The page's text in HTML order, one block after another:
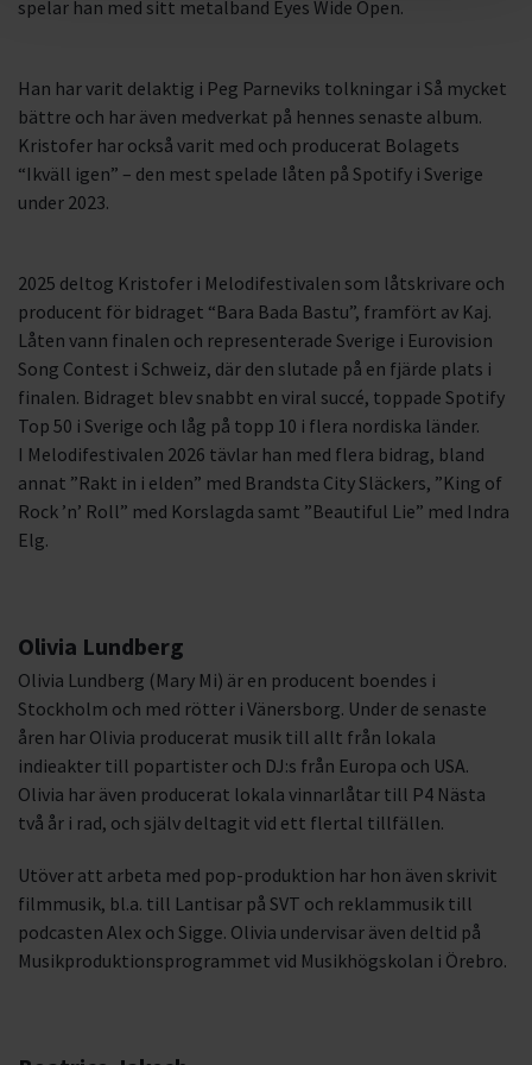
spelar han med sitt metalband Eyes Wide Open.
Han har varit delaktig i Peg Parneviks tolkningar i Så mycket
bättre och har även medverkat på hennes senaste album.
Kristofer har också varit med och producerat Bolagets
“Ikväll igen” – den mest spelade låten på Spotify i Sverige
under 2023.
2025 deltog Kristofer i Melodifestivalen som låtskrivare och
producent för bidraget “Bara Bada Bastu”, framfört av Kaj.
Låten vann finalen och representerade Sverige i Eurovision
Song Contest i Schweiz, där den slutade på en fjärde plats i
finalen. Bidraget blev snabbt en viral succé, toppade Spotify
Top 50 i Sverige och låg på topp 10 i flera nordiska länder.
I Melodifestivalen 2026 tävlar han med flera bidrag, bland
annat ”Rakt in i elden” med Brandsta City Släckers, ”King of
Rock ’n’ Roll” med Korslagda samt ”Beautiful Lie” med Indra
Elg.
Olivia Lundberg
Olivia Lundberg (Mary Mi) är en producent boendes i
Stockholm och med rötter i Vänersborg. Under de senaste
åren har Olivia producerat musik till allt från lokala
indieakter till popartister och DJ:s från Europa och USA.
Olivia har även producerat lokala vinnarlåtar till P4 Nästa
två år i rad, och själv deltagit vid ett flertal tillfällen.
Utöver att arbeta med pop-produktion har hon även skrivit
filmmusik, bl.a. till Lantisar på SVT och reklammusik till
podcasten Alex och Sigge. Olivia undervisar även deltid på
Musikproduktionsprogrammet vid Musikhögskolan i Örebro.